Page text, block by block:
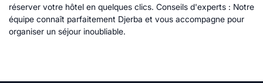
réserver votre hôtel en quelques clics. Conseils d'experts : Notre
équipe connaît parfaitement Djerba et vous accompagne pour
organiser un séjour inoubliable.